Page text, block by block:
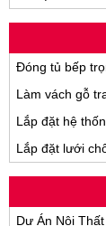
Đóng tủ bếp
Làm vách gỗ
Lắp đặt hệ
Lắp đặt lưới
Dự Án Nội